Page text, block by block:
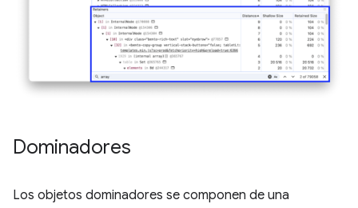
Dominadores
Los objetos dominadores se componen de una